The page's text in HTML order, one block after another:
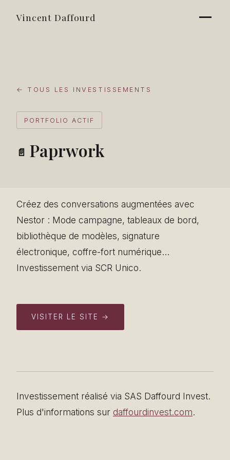
Vincent Daffourd
← TOUS LES INVESTISSEMENTS
PORTFOLIO ACTIF
📄 Paprwork
Créez des conversations augmentées avec
Nestor : Mode campagne, tableaux de bord,
bibliothèque de modèles, signature
électronique, coffre-fort numérique...
Investissement via SCR Unico.
VISITER LE SITE →
Investissement réalisé via SAS Daffourd Invest.
Plus d'informations sur daffourdinvest.com.